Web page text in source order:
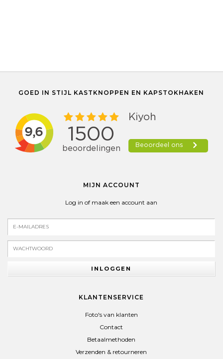
GOED IN STIJL KASTKNOPPEN EN KAPSTOKHAKEN
MIJN ACCOUNT
Log in of maak een account aan
INLOGGEN
KLANTENSERVICE
Foto's van klanten
Contact
Betaalmethoden
Verzenden & retourneren